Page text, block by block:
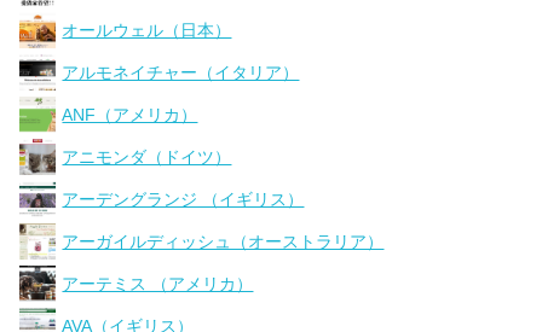
オールウェル（日本）
アルモネイチャー（イタリア）
ANF（アメリカ）
アニモンダ（ドイツ）
アーデングランジ （イギリス）
アーガイルディッシュ（オーストラリア）
アーテミス （アメリカ）
AVA（イギリス）